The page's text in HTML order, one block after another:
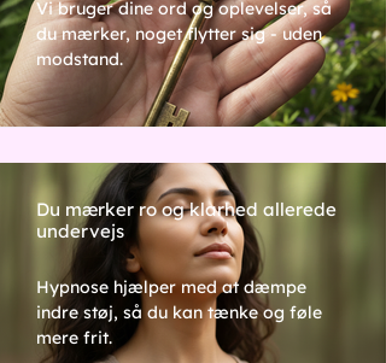
Vi bruger dine ord og oplevelser, så
du mærker, noget flytter sig - uden
modstand.
Du mærker ro og klarhed allerede
undervejs
Hypnose hjælper med at dæmpe
indre støj, så du kan tænke og føle
mere frit.